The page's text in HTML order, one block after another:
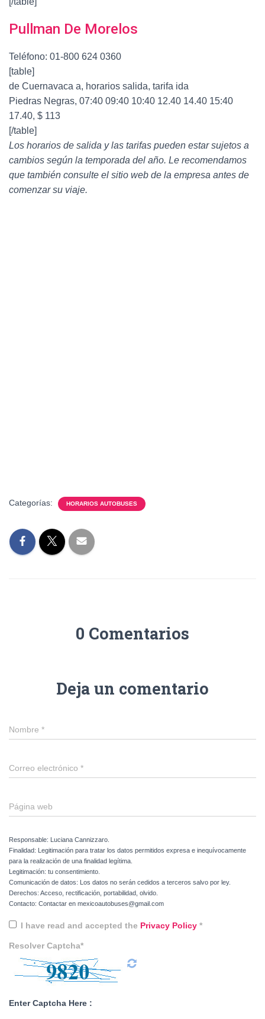
Pullman De Morelos
Teléfono: 01-800 624 0360
[table]
de Cuernavaca a, horarios salida, tarifa ida
Piedras Negras, 07:40 09:40 10:40 12.40 14.40 15:40
17.40, $ 113
[/table]
Los horarios de salida y las tarifas pueden estar sujetos a
cambios según la temporada del año. Le recomendamos
que también consulte el sitio web de la empresa antes de
comenzar su viaje.
Categorías: HORARIOS AUTOBUSES
0 Comentarios
Deja un comentario
Nombre *
Correo electrónico *
Página web
Responsable: Luciana Cannizzaro.
Finalidad: Legitimación para tratar los datos permitidos expresa e inequívocamente
para la realización de una finalidad legítima.
Legitimación: tu consentimiento.
Comunicación de datos: Los datos no serán cedidos a terceros salvo por ley.
Derechos: Acceso, rectificación, portabilidad, olvido.
Contacto: Contactar en mexicoautobuses@gmail.com
I have read and accepted the Privacy Policy *
Resolver Captcha*
Enter Captcha Here :